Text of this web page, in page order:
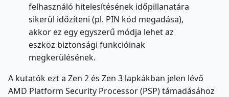
felhasználó hitelesítésének időpillanatára
sikerül időzíteni (pl. PIN kód megadása),
akkor ez egy egyszerű módja lehet az
eszköz biztonsági funkcióinak
megkerülésének.
A kutatók ezt a Zen 2 és Zen 3 lapkákban jelen lévő
AMD Platform Security Processor (PSP) támadásához